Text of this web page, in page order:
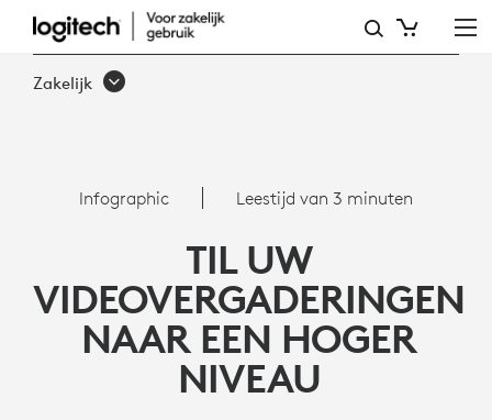
MICROSOFT
TEAMS,
Zakelijk
Infographic Leestijd van 3 minuten
TIL UW
VIDEOVERGADERINGEN
NAAR EEN HOGER
NIVEAU